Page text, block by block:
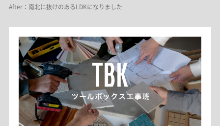
After：南北に抜けのあるLDKになりました